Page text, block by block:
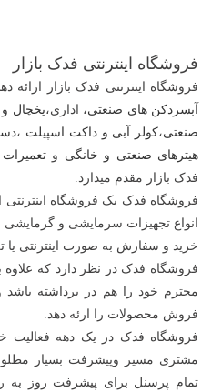
فروشگاه اینترنتی فدک بازار
فروشگاه اینترنتی فدک بازار ارائه
آبسردکن های صنعتی، اداری،یخچال
صنعتی،کولر آبی و داکت اسپیلت ،
هیترهای صنعتی و خانگی و
فدک بازار مقدم میدارد.
فروشگاه فدک یک فروشگاه اینترنتی
انواع تجهیزات سرمایشی و گرمایشی
خرید و سفارش به صورت اینترنتی یا
فروشگاه فدک در نظر دارد که
محترم خود را هم در برداشته
فروش محصولات را ارئه دهد.
فروشگاه فدک در یک دهه فعالیت
مشتری مسیر وپیشرفت بسیار
تمام پرسنل برای پیشرفت روز